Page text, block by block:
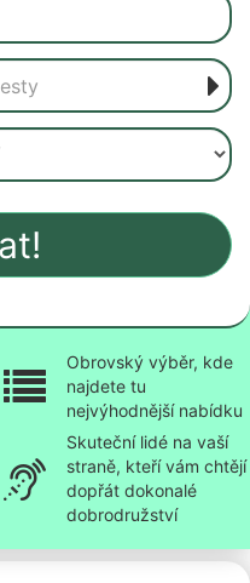
Obrovský výběr, kde
najdete tu
nejvýhodnější nabídku
Skuteční lidé na vaší
straně, kteří vám chtějí
dopřát dokonalé
dobrodružství